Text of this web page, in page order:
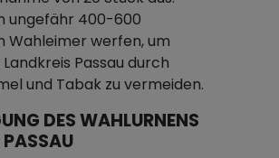
ungefähr 400-600
Wahleimer werfen, um
Passau durch
und Tabak zu vermeiden.
DES WAHLURNENS